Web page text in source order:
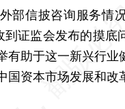
信披咨询服务情况
到证监会发布的摸底
有助于这一新兴行业
国资本市场发展和改